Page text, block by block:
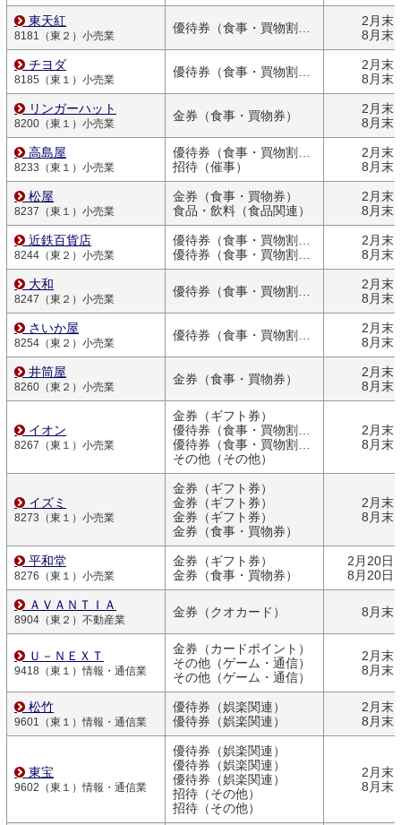
東天紅
8181（東２）小売業
優待券（食事・買物割引券）
2月末
8月末
チヨダ
8185（東１）小売業
優待券（食事・買物割引券）
2月末
8月末
リンガーハット
8200（東１）小売業
金券（食事・買物券）
2月末
8月末
高島屋
8233（東１）小売業
優待券（食事・買物割引券）
招待（催事）
2月末
8月末
松屋
8237（東１）小売業
金券（食事・買物券）
食品・飲料（食品関連）
2月末
8月末
近鉄百貨店
8244（東２）小売業
優待券（食事・買物割引券）
優待券（食事・買物割引券）
2月末
8月末
大和
8247（東２）小売業
優待券（食事・買物割引券）
2月末
8月末
さいか屋
8254（東２）小売業
優待券（食事・買物割引券）
2月末
8月末
井筒屋
8260（東２）小売業
金券（食事・買物券）
2月末
8月末
イオン
8267（東１）小売業
金券（ギフト券）
優待券（食事・買物割引券）
優待券（食事・買物割引券）
その他（その他）
2月末
8月末
イズミ
8273（東１）小売業
金券（ギフト券）
金券（ギフト券）
金券（ギフト券）
金券（食事・買物券）
2月末
8月末
平和堂
8276（東１）小売業
金券（ギフト券）
金券（食事・買物券）
2月20日
8月20日
ＡＶＡＮＴＩＡ
8904（東２）不動産業
金券（クオカード） 8月末
Ｕ－ＮＥＸＴ
9418（東１）情報・通信業
金券（カードポイント）
その他（ゲーム・通信）
その他（ゲーム・通信）
2月末
8月末
松竹
9601（東１）情報・通信業
優待券（娯楽関連）
優待券（娯楽関連）
2月末
8月末
東宝
9602（東１）情報・通信業
優待券（娯楽関連）
優待券（娯楽関連）
優待券（娯楽関連）
招待（その他）
招待（その他）
2月末
8月末